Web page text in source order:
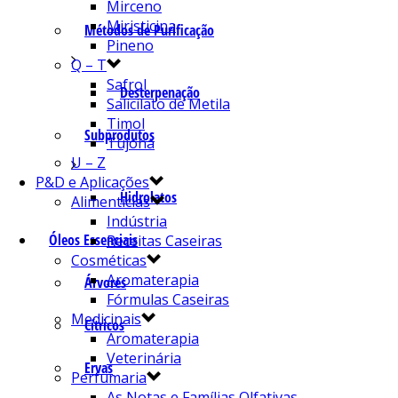
Métodos de Purificação
Desterpenação
Subprodutos
Hidrolatos
Óleos Essenciais
Árvores
Cítricos
Ervas
Mirceno
Miristicina
Pineno
Q – T
Safrol
Salicilato de Metila
Timol
Tujona
U – Z
P&D e Aplicações
Alimentícias
Indústria
Receitas Caseiras
Cosméticas
Aromaterapia
Fórmulas Caseiras
Medicinais
Aromaterapia
Veterinária
Perfumaria